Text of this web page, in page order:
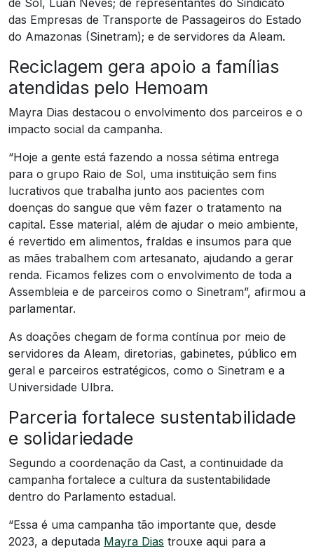
das Empresas de Transporte de Passageiros do Estado
do Amazonas (Sinetram); e de servidores da Aleam.
Reciclagem gera apoio a famílias
atendidas pelo Hemoam
Mayra Dias destacou o envolvimento dos parceiros e o
impacto social da campanha.
“Hoje a gente está fazendo a nossa sétima entrega
para o grupo Raio de Sol, uma instituição sem fins
lucrativos que trabalha junto aos pacientes com
doenças do sangue que vêm fazer o tratamento na
capital. Esse material, além de ajudar o meio ambiente,
é revertido em alimentos, fraldas e insumos para que
as mães trabalhem com artesanato, ajudando a gerar
renda. Ficamos felizes com o envolvimento de toda a
Assembleia e de parceiros como o Sinetram”, afirmou a
parlamentar.
As doações chegam de forma contínua por meio de
servidores da Aleam, diretorias, gabinetes, público em
geral e parceiros estratégicos, como o Sinetram e a
Universidade Ulbra.
Parceria fortalece sustentabilidade
e solidariedade
Segundo a coordenação da Cast, a continuidade da
campanha fortalece a cultura da sustentabilidade
dentro do Parlamento estadual.
“Essa é uma campanha tão importante que, desde
2023, a deputada Mayra Dias trouxe aqui para a